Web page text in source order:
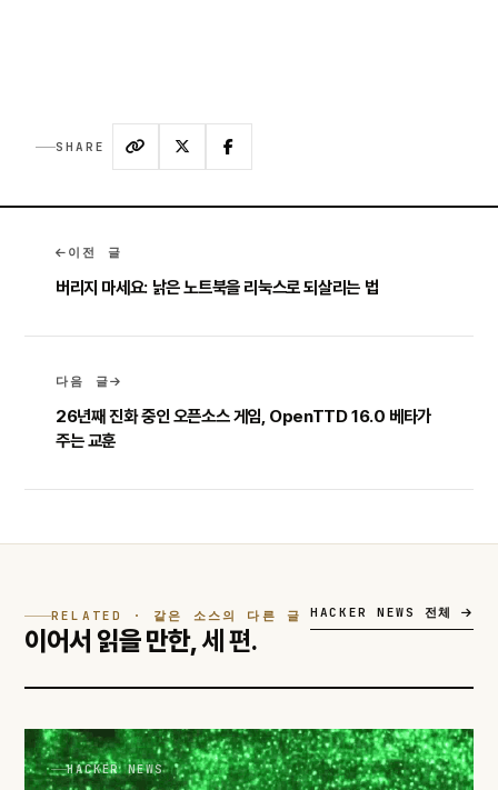
SHARE
이전 글
버리지 마세요: 낡은 노트북을 리눅스로 되살리는 법
다음 글
26년째 진화 중인 오픈소스 게임, OpenTTD 16.0 베타가
주는 교훈
RELATED · 같은 소스의 다른 글
이어서 읽을 만한,세 편.
HACKER NEWS 전체
HACKER NEWS